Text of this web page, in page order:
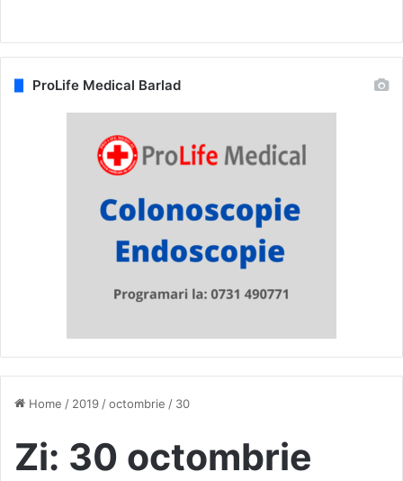
Home / 2019 /octombrie / 30
Zi: 30 octombrie
ProLife Medical Barlad